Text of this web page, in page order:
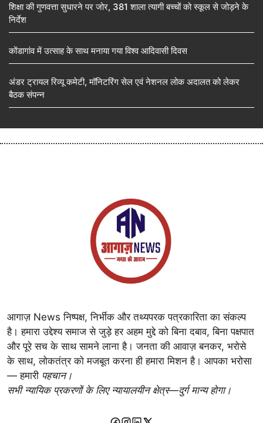
शिक्षा की गुणवत्ता सुधारने पर जोर, 381 शाला त्यागी बच्चों को स्कूल से जोड़ने के
निर्देश
कोंडागांव में उत्साह के साथ मनाया गया विश्व आदिवासी दिवस
अंडर ट्रायल रिव्यू कमेटी, मॉनिटरिंग सेल एवं नेशनल लोक अदालत को लेकर
बैठक संपन्न
आगाज़ News निष्पक्ष, निर्भीक और तथ्यपरक पत्रकारिता का संकल्प
है। हमारा उद्देश्य समाज से जुड़े हर अहम मुद्दे को बिना दबाव, बिना पक्षपात
और पूरे सच के साथ सामने लाना है। जनता की आवाज़ बनकर, भरोसे
के साथ, लोकतंत्र को मजबूत करना ही हमारा मिशन है। आपका भरोसा
— हमारी पहचान।
सभी न्यायिक प्रकरणों के लिए न्यायालयीन क्षेत्र—दुर्ग मान्य होगा।